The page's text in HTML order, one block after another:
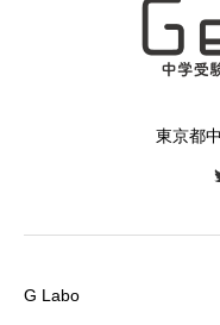
東京都
G Labo